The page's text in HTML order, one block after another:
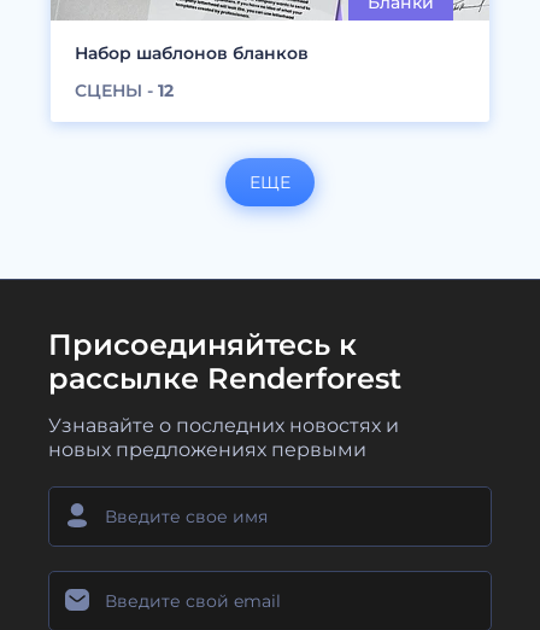
Набор шаблонов бланков
СЦЕНЫ - 12
ЕЩЕ
Присоединяйтесь к
рассылке Renderforest
Узнавайте о последних новостях и
новых предложениях первыми